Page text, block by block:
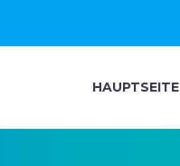
HAUPTSEITE